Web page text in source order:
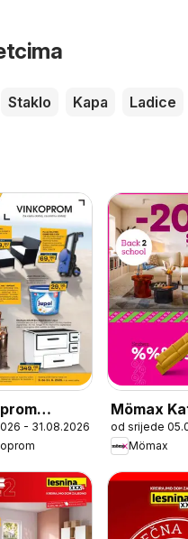
Staklo Kapa Ladice
- 31.08.2026
Mömax
od srijede
Mömax